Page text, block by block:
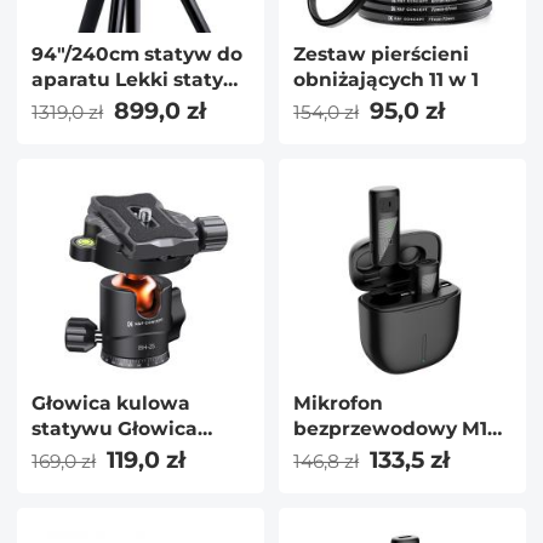
94"/240cm statyw do
aparatu Lekki statyw
podróżny z
odłączanym
głowicą kulową 360 i
głowicą gimbalową
44 lbs/20 kg do
lustrzanek cyfrowych
Canon Sony Nikon
1319,0 zł 899,0 zł
Zestaw pierścieni
obniżających 11 w 1
154,0 zł 95,0 zł
Głowica kulowa
statywu Głowica
statywu 360 ° 17.63lbs
169,0 zł 119,0 zł
Mikrofon
bezprzewodowy M10
z etui ładującym, typ
mikrofon krawatowy
146,8 zł 133,5 zł